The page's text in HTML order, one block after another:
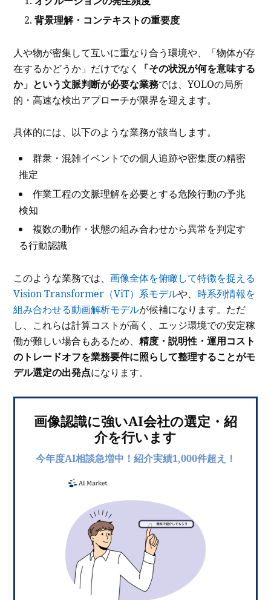
背景理解・コンテキストの重要度
人や物が密集して互いに重なり合う環境や、「物体が存
在するかどうか」だけでなく
「その状況が何を意味する
か」という文脈判断が必要な業務では、YOLOの局所
的・高速な検出アプローチが限界を迎えます。
具体的には、以下のような業務が該当します。
群衆・混雑イベントでの個人追跡や密集度の精密
推定
作業工程の文脈理解を必要とする危険行動の予兆
検知
複数の動作・状態の組み合わせから異常を判定す
る行動認識
このような業務では、画像全体を俯瞰して特徴を捉える
Vision Transformer（ViT）系モデルや、 時系列情報を
組み合わせる動画解析モデルが候補になります。ただ
し、これらは計算コストが高く、エッジ環境での安定稼
働が難しい場合もあるため、精度・説明性・運用コスト
のトレードオフを業務要件に照らして整理することがモ
デル選定の出発点になります。
画像認識に強いAI会社の選定・紹
介を行います
今年度AI相談急増中！紹介実績1,000件超え！